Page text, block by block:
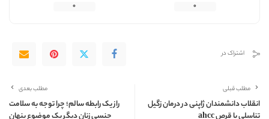
0
0
اشتراک در
مطلب قبلی
انقلاب دانشمندان ژاپنی در درمان زگیل
تناسلی با قرص ahcc
مطلب بعدی
راز یک رابطه سالم؛ چرا توجه به سلامت
جنسی زنان دیگر یک موضوع پنهان